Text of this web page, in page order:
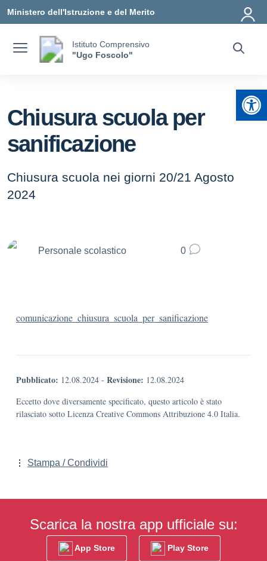
Ministero dell'Istruzione e del Merito
Istituto Comprensivo
"Ugo Foscolo"
Chiusura scuola per
sanificazione
Chiusura scuola nei giorni 20/21 Agosto
2024
Personale scolastico 0
comunicazione_chiusura_scuola_per_sanificazione
Pubblicato: 12.08.2024 - Revisione: 12.08.2024
Eccetto dove diversamente specificato, questo articolo è stato
rilasciato sotto Licenza Creative Commons Attribuzione 4.0 Italia.
Stampa / Condividi
Scarica la nostra app ufficiale su:
App Store Play Store